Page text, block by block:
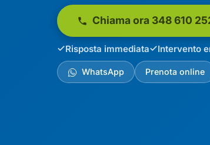
Chiama ora 348 610
Risposta immediata Intervento
WhatsApp Prenota online